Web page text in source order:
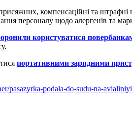
компенсаційні та штрафні
персоналу щодо алергенів та
користуватися
портативними зарядними
pasazyrka-podala-do-sudu-na-